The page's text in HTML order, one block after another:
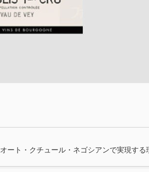
オート・クチュール・ネゴシアンで実現する